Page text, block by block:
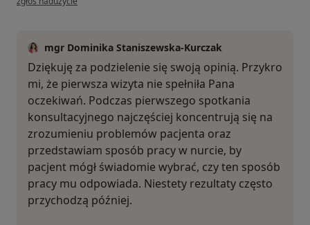
mgr Dominika Staniszewska-Kurczak
Dziękuję za podzielenie się swoją opinią. Przykro
mi, że pierwsza wizyta nie spełniła Pana
oczekiwań. Podczas pierwszego spotkania
konsultacyjnego najczęściej koncentrują się na
zrozumieniu problemów pacjenta oraz
przedstawiam sposób pracy w nurcie, by
pacjent mógł świadomie wybrać, czy ten sposób
pracy mu odpowiada. Niestety rezultaty często
przychodzą później.